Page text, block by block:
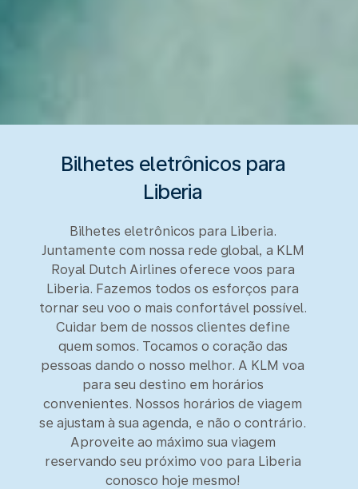
Bilhetes eletrônicos para
Liberia
Bilhetes eletrônicos para Liberia.
Juntamente com nossa rede global, a KLM
Royal Dutch Airlines oferece voos para
Liberia. Fazemos todos os esforços para
tornar seu voo o mais confortável possível.
Cuidar bem de nossos clientes define
quem somos. Tocamos o coração das
pessoas dando o nosso melhor. A KLM voa
para seu destino em horários
convenientes. Nossos horários de viagem
se ajustam à sua agenda, e não o contrário.
Aproveite ao máximo sua viagem
reservando seu próximo voo para Liberia
conosco hoje mesmo!